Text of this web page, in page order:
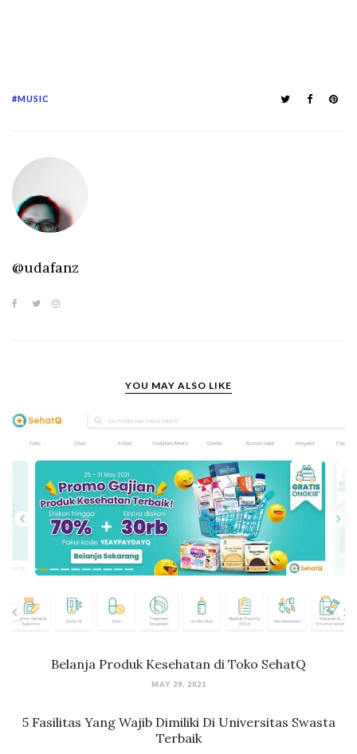
MUSIC
@udafanz
YOU MAY ALSO LIKE
Belanja Produk Kesehatan di Toko SehatQ
MAY 29, 2021
5 Fasilitas Yang Wajib Dimiliki Di Universitas Swasta
Terbaik